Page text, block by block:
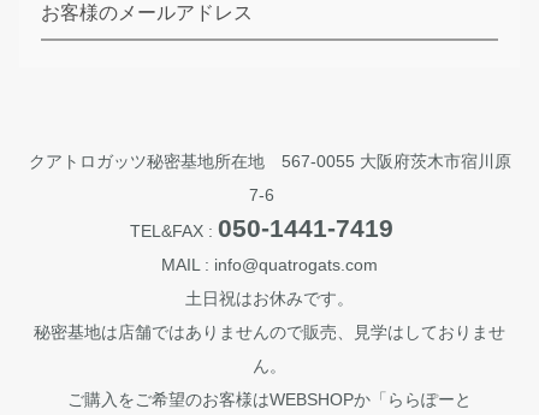
お客様のメールアドレス
クアトロガッツ秘密基地所在地 567-0055 大阪府茨木市宿川原
7-6
TEL&FAX : 050-1441-7419
MAIL : info@quatrogats.com
土日祝はお休みです。
秘密基地は店舗ではありませんので販売、見学はしておりませ
ん。
ご購入をご希望のお客様はWEBSHOPか「ららぽーと